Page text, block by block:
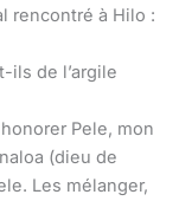
rencontré à Hilo :
ils de l’argile
Pele, mon
(dieu de
Les mélanger,